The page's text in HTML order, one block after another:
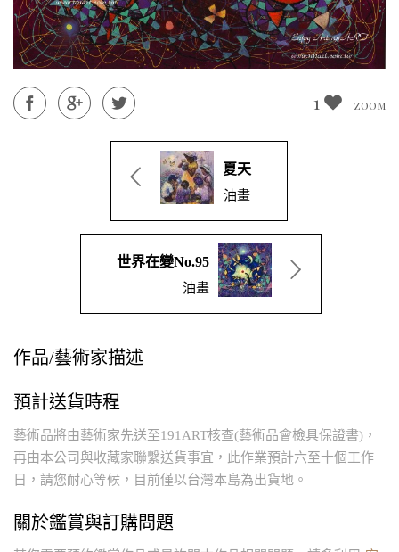
1 ZOOM
夏天
油畫
世界在變No.95
油畫
作品/藝術家描述
預計送貨時程
藝術品將由藝術家先送至191ART核查(藝術品會檢具保證書)，
再由本公司與收藏家聯繫送貨事宜，此作業預計六至十個工作
日，請您耐心等候，目前僅以台灣本島為出貨地。
關於鑑賞與訂購問題